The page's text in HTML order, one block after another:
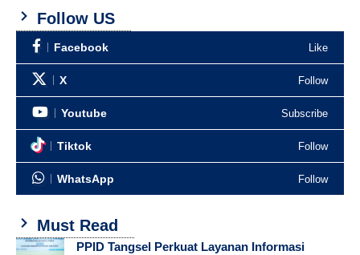
Follow US
Facebook Like
X Follow
Youtube Subscribe
Tiktok Follow
WhatsApp Follow
Must Read
PPID Tangsel Perkuat Layanan Informasi